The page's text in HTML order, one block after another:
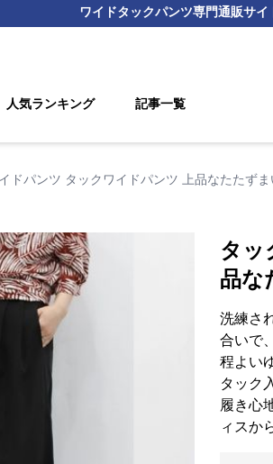
ワイドタックパンツ専門通販サイ
人気ランキング 記事一覧
ドパンツ タックワイドパンツ 上品なたたず
タッ
品な
洗練さ
合いで
程よい
タック
履き心
ィスか